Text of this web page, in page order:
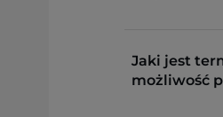
Jaki jest
możliwość